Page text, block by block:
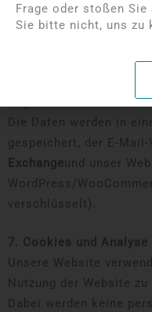
6. Sicherheit
organisatorische
Daten vor Verlust,
Die Daten werden in
gespeichert, der E-
Exchangeund unser
WordPress/
verschlüsselt).
7. Cookies und Analyse
Unsere Website
Nutzung der Website
Dabei werden keine
Frage oder stoßen Sie
Sie bitte nicht, uns zu